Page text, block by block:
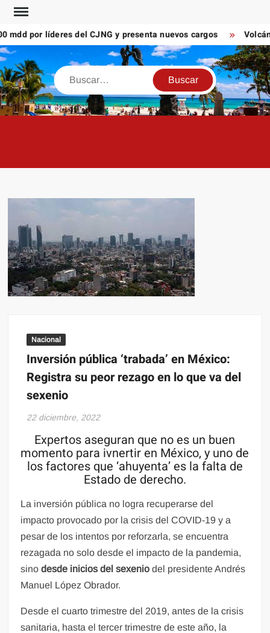
Saltar
contenido
por líderes del CJNG y presenta nuevos cargos Volcán
Buscar
Nacional
Inversión pública ‘trabada’ en México:
Registra su peor rezago en lo que va del
sexenio
22 diciembre, 2022
Expertos aseguran que no es un buen
momento para ivnertir en México, y uno de
los factores que ‘ahuyenta’ es la falta de
Estado de derecho.
La inversión pública no logra recuperarse del
impacto provocado por la crisis del COVID-19 y a
pesar de los intentos por reforzarla, se encuentra
rezagada no solo desde el impacto de la pandemia,
sinodesde inicios del sexeniodel presidente Andrés
Manuel López Obrador.
Desde el cuarto trimestre del 2019, antes de la crisis
sanitaria, hasta el tercer trimestre de este año, la